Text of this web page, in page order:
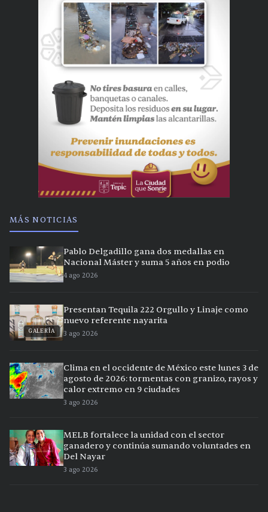
MÁS NOTICIAS
Pablo Delgadillo gana dos medallas en
Nacional Máster y suma 5 años en podio
4 ago 2026
GALERÍA
Presentan Tequila 222 Orgullo y Linaje como
nuevo referente nayarita
3 ago 2026
Clima en el occidente de México este lunes 3 de
agosto de 2026: tormentas con granizo, rayos y
calor extremo en 9 ciudades
3 ago 2026
MELB fortalece la unidad con el sector
ganadero y continúa sumando voluntades en
Del Nayar
3 ago 2026